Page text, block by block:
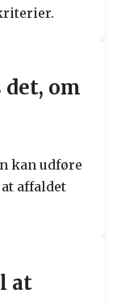
om
kan udføre
affaldet
at